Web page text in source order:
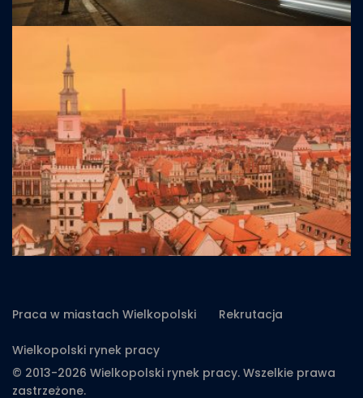
Praca w miastach Wielkopolski Rekrutacja
Wielkopolski rynek pracy
© 2013-2026 Wielkopolski rynek pracy. Wszelkie prawa
zastrzeżone.